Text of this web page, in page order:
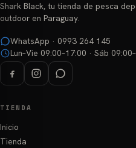
de
producto
Shark Black, tu tienda de pesca
outdoor en Paraguay.
WhatsApp · 0993 264 145
Lun–Vie 09:00–17:00 · Sáb
TIENDA
Inicio
Tienda